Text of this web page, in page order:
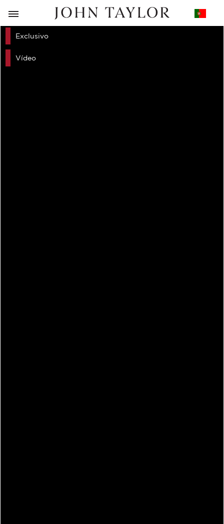
VOLTAR
Exclusivo
Vídeo